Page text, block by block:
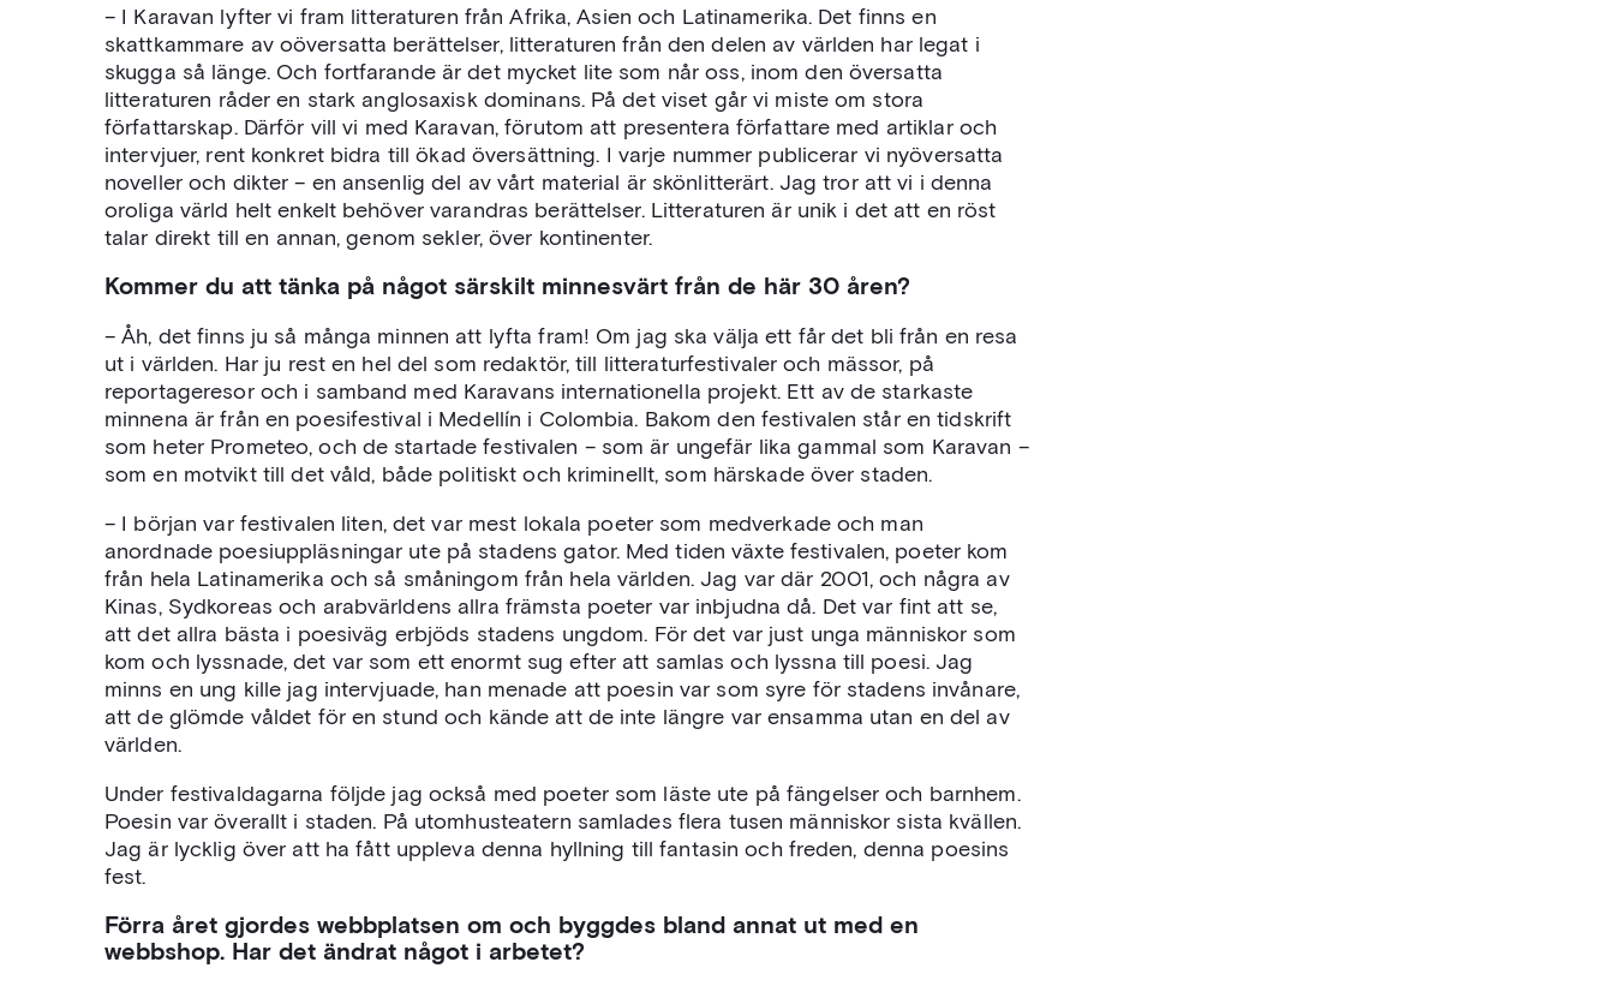
– I Karavan lyfter vi fram litteraturen från Afrika, Asien och Latinamerika. Det finns en
skattkammare av oöversatta berättelser, litteraturen från den delen av världen har legat i
skugga så länge. Och fortfarande är det mycket lite som når oss, inom den översatta
litteraturen råder en stark anglosaxisk dominans. På det viset går vi miste om stora
författarskap. Därför vill vi med Karavan, förutom att presentera författare med artiklar och
intervjuer, rent konkret bidra till ökad översättning. I varje nummer publicerar vi nyöversatta
noveller och dikter – en ansenlig del av vårt material är skönlitterärt. Jag tror att vi i denna
oroliga värld helt enkelt behöver varandras berättelser. Litteraturen är unik i det att en röst
talar direkt till en annan, genom sekler, över kontinenter.
Kommer du att tänka på något särskilt minnesvärt från de här 30 åren?
– Åh, det finns ju så många minnen att lyfta fram! Om jag ska välja ett får det bli från en resa
ut i världen. Har ju rest en hel del som redaktör, till litteraturfestivaler och mässor, på
reportageresor och i samband med Karavans internationella projekt. Ett av de starkaste
minnena är från en poesifestival i Medellín i Colombia. Bakom den festivalen står en tidskrift
som heter Prometeo, och de startade festivalen – som är ungefär lika gammal som Karavan –
som en motvikt till det våld, både politiskt och kriminellt, som härskade över staden.
– I början var festivalen liten, det var mest lokala poeter som medverkade och man
anordnade poesiuppläsningar ute på stadens gator. Med tiden växte festivalen, poeter kom
från hela Latinamerika och så småningom från hela världen. Jag var där 2001, och några av
Kinas, Sydkoreas och arabvärldens allra främsta poeter var inbjudna då. Det var fint att se,
att det allra bästa i poesiväg erbjöds stadens ungdom. För det var just unga människor som
kom och lyssnade, det var som ett enormt sug efter att samlas och lyssna till poesi. Jag
minns en ung kille jag intervjuade, han menade att poesin var som syre för stadens invånare,
att de glömde våldet för en stund och kände att de inte längre var ensamma utan en del av
världen.
Under festivaldagarna följde jag också med poeter som läste ute på fängelser och barnhem.
Poesin var överallt i staden. På utomhusteatern samlades flera tusen människor sista kvällen.
Jag är lycklig över att ha fått uppleva denna hyllning till fantasin och freden, denna poesins
fest.
Förra året gjordes webbplatsen om och byggdes bland annat ut med en
webbshop. Har det ändrat något i arbetet?